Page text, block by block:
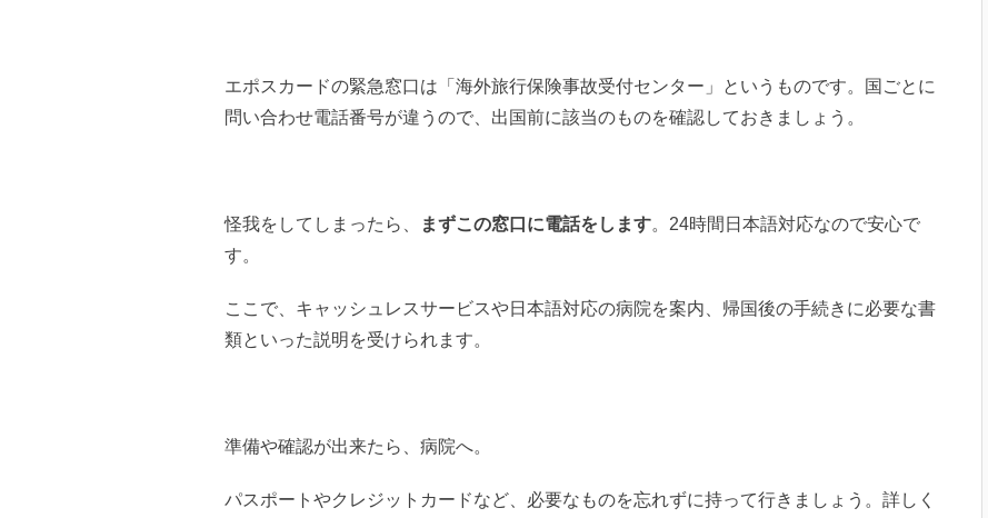
エポスカードの緊急窓口は「海外旅行保険事故受付センター」というものです。国ごとに
問い合わせ電話番号が違うので、出国前に該当のものを確認しておきましょう。
怪我をしてしまったら、 まずこの窓口に電話をします。24時間日本語対応なので安心で
す。
ここで、キャッシュレスサービスや日本語対応の病院を案内、帰国後の手続きに必要な書
類といった説明を受けられます。
準備や確認が出来たら、病院へ。
パスポートやクレジットカードなど、必要なものを忘れずに持って行きましょう。詳しく